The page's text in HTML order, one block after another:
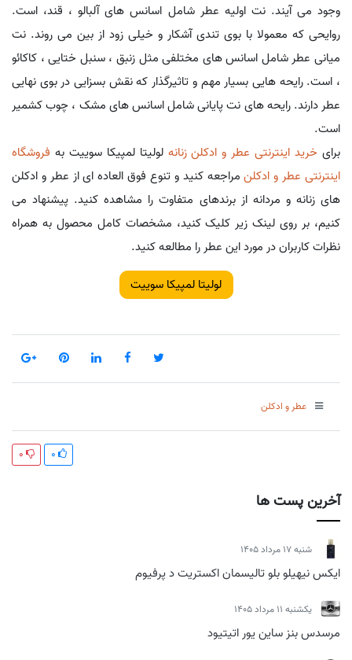
آخرین پست ها
شنبه 17 مرداد 1405
ایکس نیهیلو بلو تالیسمان اکستریت د پرفیوم
يكشنبه 11 مرداد 1405
مرسدس بنز ساین یور اتیتیود
وجود می آیند. نت اولیه عطر شامل اسانس های آلبالو ، قند، است.
روایحی که معمولا با بوی تندی آشکار و خیلی زود از بین می روند. نت
میانی عطر شامل اسانس های مختلفی مثل زنبق ، سنبل ختایی ، کاکائو
، است. رایحه هایی بسیار مهم و تاثیرگذار که نقش بسزایی در بوی نهایی
عطر دارند. رایحه های نت پایانی شامل اسانس های مشک ، چوب کشمیر
است.
برای خرید اینترنتی عطر و ادکلن زنانه لولیتا لمپیکا سوییت به فروشگاه
اینترنتی عطر و ادکلنمراجعه کنید و تنوع فوق العاده ای از عطر و ادکلن
های زنانه و مردانه از برندهای متفاوت را مشاهده کنید. پیشنهاد می
کنیم، بر روی لینک زیر کلیک کنید، مشخصات کامل محصول به همراه
نظرات کاربران در مورد این عطر را مطالعه کنید.
لولیتا لمپیکا سوییت
عطر و ادکلن